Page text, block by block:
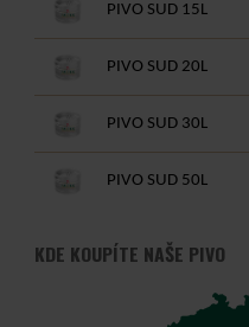
PIVO SUD 15L
PIVO SUD 20L
PIVO SUD 30L
PIVO SUD 50L
KDE KOUPÍTE NAŠE PIVO